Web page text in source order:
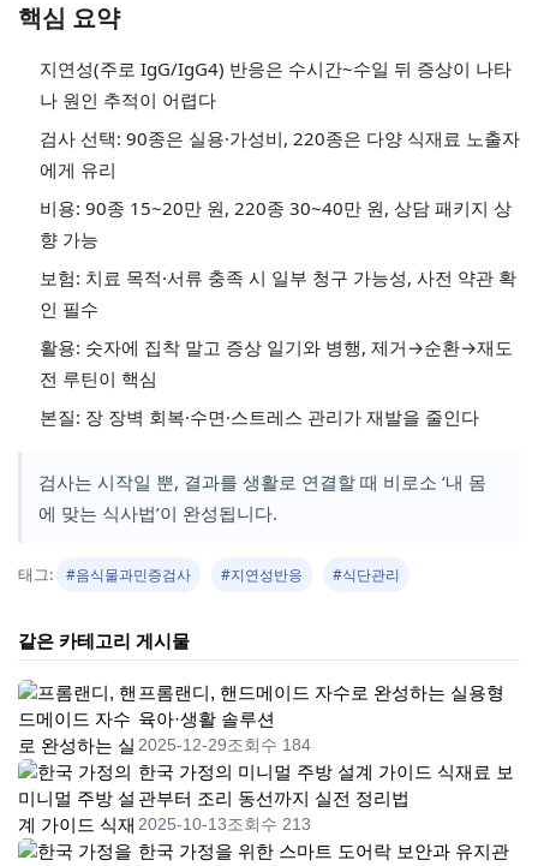
핵심 요약
지연성(주로 IgG/IgG4) 반응은 수시간~수일 뒤 증상이 나타
나 원인 추적이 어렵다
검사 선택: 90종은 실용·가성비, 220종은 다양 식재료 노출자
에게 유리
비용: 90종 15~20만 원, 220종 30~40만 원, 상담 패키지 상
향 가능
보험: 치료 목적·서류 충족 시 일부 청구 가능성, 사전 약관 확
인 필수
활용: 숫자에 집착 말고 증상 일기와 병행, 제거→순환→재도
전 루틴이 핵심
본질: 장 장벽 회복·수면·스트레스 관리가 재발을 줄인다
검사는 시작일 뿐, 결과를 생활로 연결할 때 비로소 ‘내 몸
에 맞는 식사법’이 완성됩니다.
태그: #음식물과민증검사 #지연성반응 #식단관리
같은 카테고리 게시물
프롬랜디, 핸드메이드 자수로 완성하는 실용형
육아·생활 솔루션
2025-12-29조회수 184
한국 가정의 미니멀 주방 설계 가이드 식재료 보
관부터 조리 동선까지 실전 정리법
2025-10-13조회수 213
한국 가정을 위한 스마트 도어락 보안과 유지관